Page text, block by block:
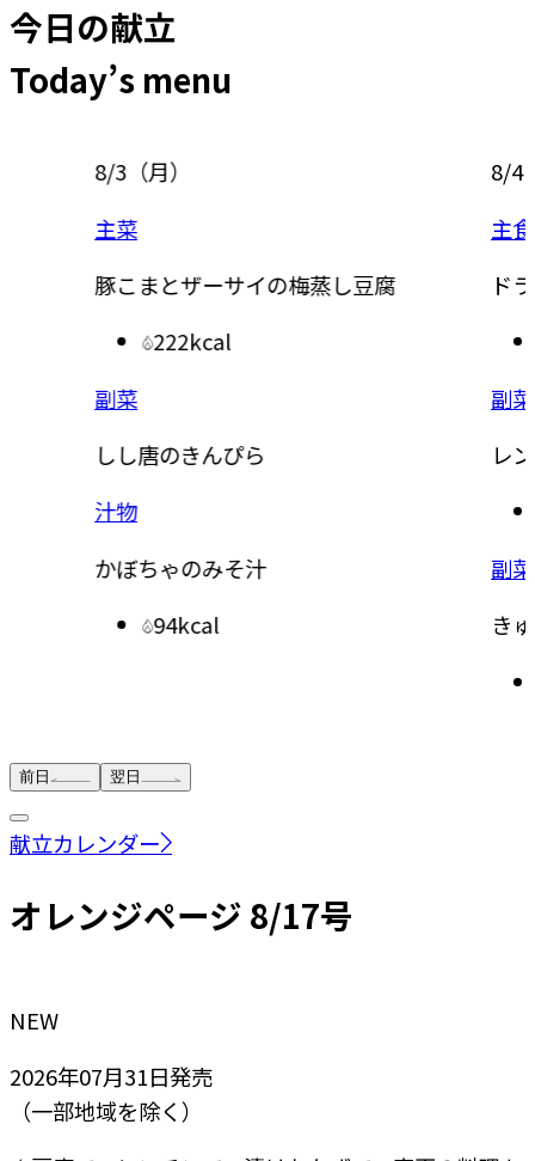
今日の献立
Today’s menu
8/3（月）
主菜
豚こまとザーサイの梅蒸し豆腐
222kcal
副菜
しし唐のきんぴら
汁物
かぼちゃのみそ汁
94kcal
8/4（
主食
ドラ
副菜
レン
副菜
きゅ
前日 翌日
献立カレンダー
オレンジページ 8/17号
NEW
2026年07月31日発売
（一部地域を除く）